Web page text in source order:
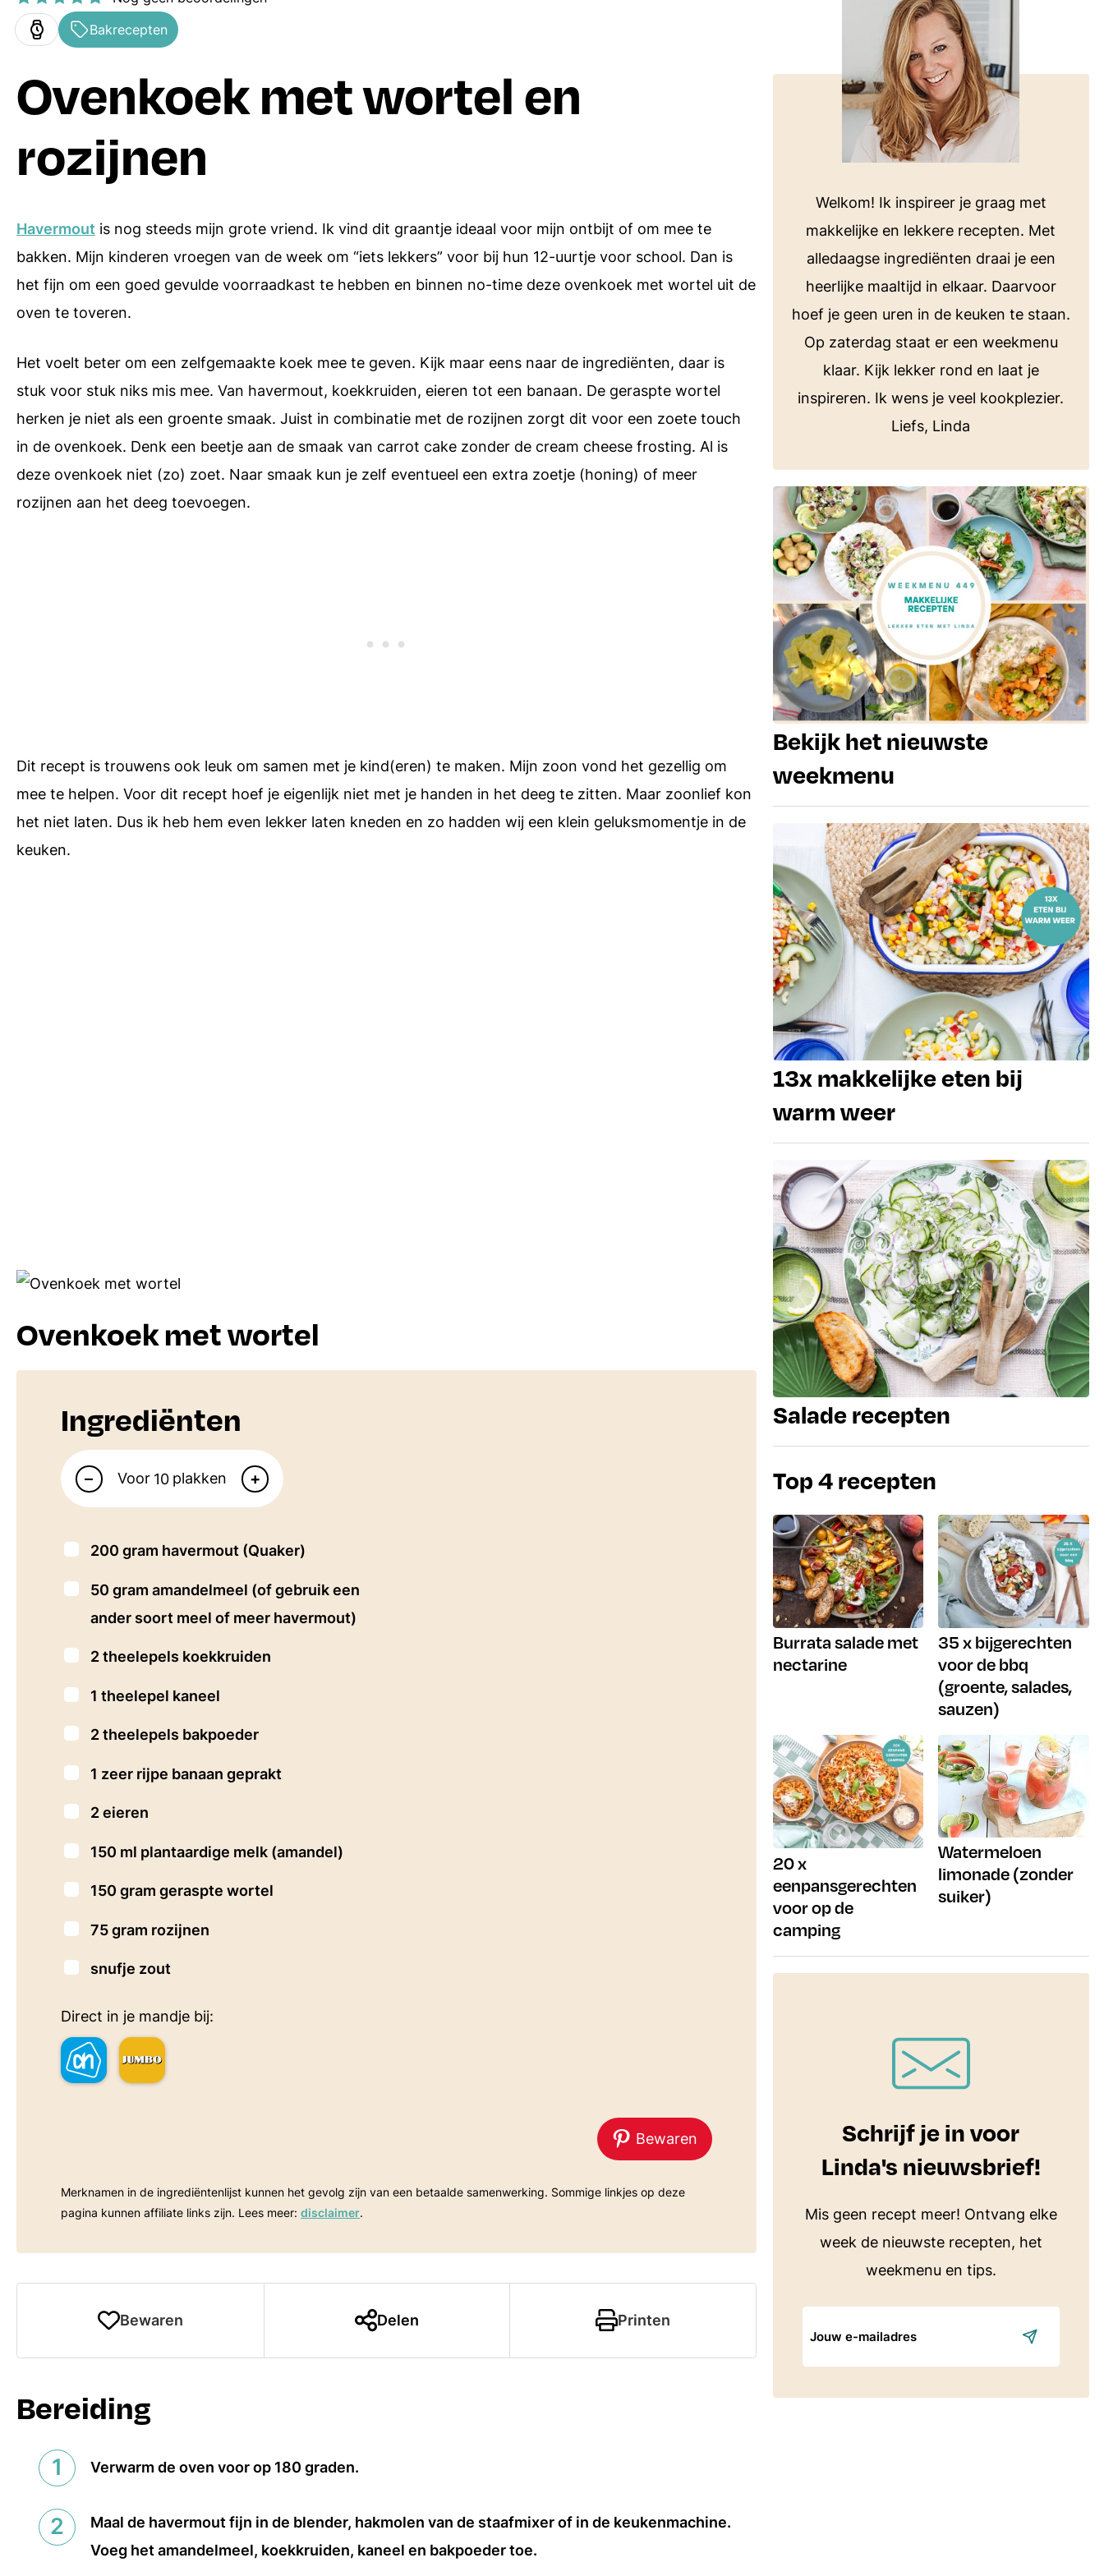
Hoofdgerechten
Desserts
Alle menugangen
Soepen
Italiaanse recepten
voor bij de barbecue of koken op de
camping.
Bekijk alle E-books
Bakrecepten
Ovenkoek met wortel en
rozijnen
Havermout is nog steeds mijn grote vriend. Ik vind dit graantje ideaal voor mijn ontbijt of om mee te
bakken. Mijn kinderen vroegen van de week om “iets lekkers” voor bij hun 12-uurtje voor school. Dan is
het fijn om een goed gevulde voorraadkast te hebben en binnen no-time deze ovenkoek met wortel uit de
oven te toveren.
Het voelt beter om een zelfgemaakte koek mee te geven. Kijk maar eens naar de ingrediënten, daar is
stuk voor stuk niks mis mee. Van havermout, koekkruiden, eieren tot een banaan. De geraspte wortel
herken je niet als een groente smaak. Juist in combinatie met de rozijnen zorgt dit voor een zoete touch
in de ovenkoek. Denk een beetje aan de smaak van carrot cake zonder de cream cheese frosting. Al is
deze ovenkoek niet (zo) zoet. Naar smaak kun je zelf eventueel een extra zoetje (honing) of meer
rozijnen aan het deeg toevoegen.
Dit recept is trouwens ook leuk om samen met je kind(eren) te maken. Mijn zoon vond het gezellig om
mee te helpen. Voor dit recept hoef je eigenlijk niet met je handen in het deeg te zitten. Maar zoonlief kon
het niet laten. Dus ik heb hem even lekker laten kneden en zo hadden wij een klein geluksmomentje in de
keuken.
Ovenkoek met wortel
Ingrediënten
Aantal personen
– Voor plakken +
▢
200 gram havermout (Quaker)
▢
50 gram amandelmeel (of gebruik een
ander soort meel of meer havermout)
▢
2theelepels koekkruiden
▢
1 theelepel kaneel
▢
2theelepels bakpoeder
▢
1 zeer rijpe banaan geprakt
▢
2eieren
▢
150 ml plantaardige melk (amandel)
▢
150 gram geraspte wortel
▢
75gram rozijnen
▢
snufje zout
Direct in je mandje bij:
Bewaren
Merknamen in de ingrediëntenlijst kunnen het gevolg zijn van een betaalde samenwerking. Sommige linkjes op deze
pagina kunnen affiliate links zijn. Lees meer: disclaimer.
Bewaren Delen Printen
Bereiding
Verwarm de oven voor op 180 graden.
Maal de havermout fijn in de blender, hakmolen van de staafmixer of in de keukenmachine.
Voeg het amandelmeel, koekkruiden, kaneel en bakpoeder toe.
Welkom! Ik inspireer je graag met
makkelijke en lekkere recepten. Met
alledaagse ingrediënten draai je een
heerlijke maaltijd in elkaar. Daarvoor
hoef je geen uren in de keuken te staan.
Op zaterdag staat er een weekmenu
klaar. Kijk lekker rond en laat je
inspireren. Ik wens je veel kookplezier.
Liefs, Linda
Bekijk het nieuwste
weekmenu
13x makkelijke eten bij
warm weer
Salade recepten
Top 4 recepten
Burrata salade met
nectarine
35 x bijgerechten
voor de bbq
(groente, salades,
sauzen)
20 x
eenpansgerechten
voor op de
camping
Watermeloen
limonade (zonder
suiker)
Schrijf je in voor
Linda's nieuwsbrief!
Mis geen recept meer! Ontvang elke
week de nieuwste recepten, het
weekmenu en tips.
mailadres